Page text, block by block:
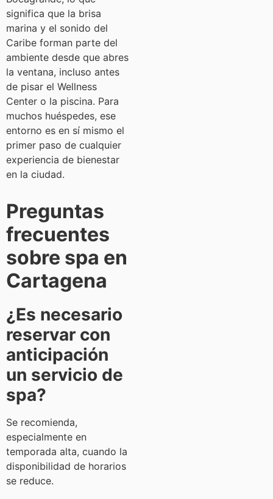
significa que la brisa
marina y el sonido del
Caribe forman parte del
ambiente desde que abres
la ventana, incluso antes
de pisar el Wellness
Center o la piscina. Para
muchos huéspedes, ese
entorno es en sí mismo el
primer paso de cualquier
experiencia de bienestar
en la ciudad.
Preguntas
frecuentes
sobre spa en
Cartagena
¿Es necesario
reservar con
anticipación
un servicio de
spa?
Se recomienda,
especialmente en
temporada alta, cuando la
disponibilidad de horarios
se reduce.